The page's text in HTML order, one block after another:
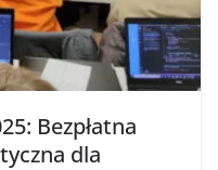
Bezpłatna
dla